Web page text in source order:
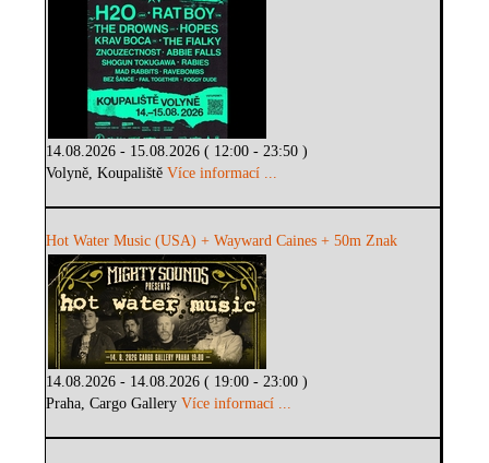
14.08.2026 - 15.08.2026 ( 12:00 - 23:50 )
Volyně, KoupalištěVíce informací ...
Hot Water Music (USA) + Wayward Caines + 50m Znak
14.08.2026 - 14.08.2026 ( 19:00 - 23:00 )
Praha, Cargo GalleryVíce informací ...